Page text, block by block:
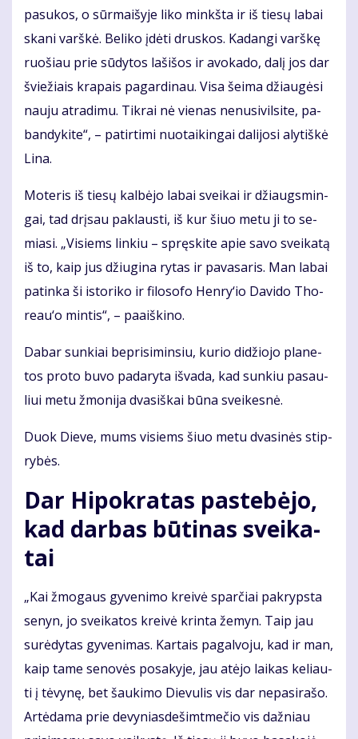
pa­su­kos, o sūr­mai­šy­je li­ko minkš­ta ir iš tie­sų la­bai
ska­ni varš­kė. Be­li­ko įdė­ti drus­kos. Ka­dan­gi varš­kę
ruo­šiau prie sū­dy­tos la­ši­šos ir avo­ka­do, da­lį jos dar
švie­žiais kra­pais pa­gar­di­nau. Vi­sa šei­ma džiau­gė­si
nau­ju at­ra­di­mu. Tik­rai nė vie­nas ne­nu­si­vil­si­te, pa­
ban­dy­ki­te“, – pa­tir­ti­mi nuo­tai­kin­gai da­li­jo­si aly­tiš­kė
Li­na.
Mo­te­ris iš tie­sų kal­bė­jo la­bai svei­kai ir džiaugs­min­
gai, tad drį­sau pa­klaus­ti, iš kur šiuo me­tu ji to se­
mia­si. „Vi­siems lin­kiu – spręs­ki­te apie sa­vo svei­ka­tą
iš to, kaip jus džiu­gi­na ry­tas ir pa­va­sa­ris. Man la­bai
pa­tin­ka ši is­to­ri­ko ir fi­lo­so­fo Hen­ry‘io Da­vi­do Tho­
re­au‘o min­tis“, – pa­aiš­ki­no.
Da­bar sun­kiai be­pri­si­min­siu, ku­rio di­džio­jo pla­ne­
tos pro­to bu­vo pa­da­ry­ta iš­va­da, kad sun­kiu pa­sau­
liui me­tu žmo­ni­ja dva­siš­kai bū­na svei­kes­nė.
Duok Die­ve, mums vi­siems šiuo me­tu dva­si­nės stip­
ry­bės.
Dar Hi­pok­ra­tas pa­ste­bė­jo,
kad dar­bas bū­ti­nas svei­ka­
tai
„Kai žmo­gaus gy­ve­ni­mo krei­vė spar­čiai pa­kryps­ta
se­nyn, jo svei­ka­tos krei­vė krin­ta že­myn. Taip jau
su­rė­dy­tas gy­ve­ni­mas. Kar­tais pa­gal­vo­ju, kad ir man,
kaip ta­me se­no­vės po­sa­ky­je, jau at­ėjo lai­kas ke­liau­
ti į tė­vy­nę, bet šau­ki­mo Die­vu­lis vis dar ne­pa­si­ra­šo.
Ar­tė­da­ma prie de­vy­nias­de­šimt­me­čio vis daž­niau